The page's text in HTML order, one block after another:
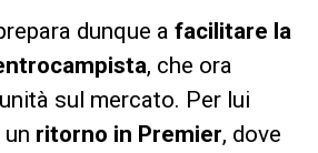
dunque a facilitare la
, che ora
sul mercato. Per lui
ritorno in Premier, dove